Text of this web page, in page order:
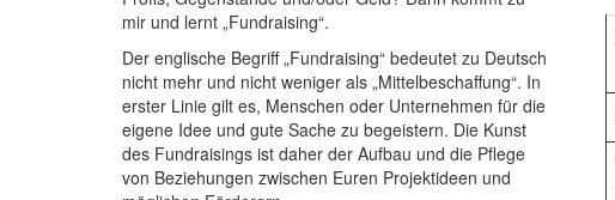
mir und lernt „Fundraising“.
Der englische Begriff „Fundraising“ bedeutet zu Deutsch
nicht mehr und nicht weniger als „Mittelbeschaffung“. In
erster Linie gilt es, Menschen oder Unternehmen für die
eigene Idee und gute Sache zu begeistern. Die Kunst
des Fundraisings ist daher der Aufbau und die Pflege
von Beziehungen zwischen Euren Projektideen und